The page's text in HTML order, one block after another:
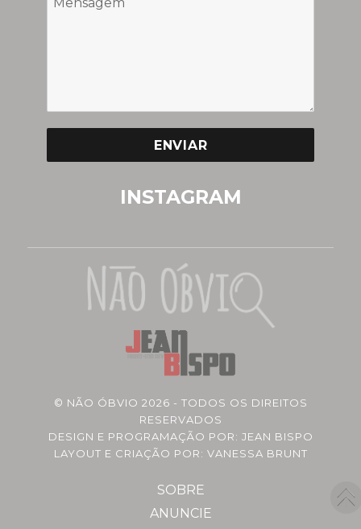
ENVIAR
INSTAGRAM
© NÃO ÓBVIO 2026 - TODOS OS DIREITOS
RESERVADOS
DESIGN E PROGRAMAÇÃO POR: JEAN BISPO
LAYOUT E CRIAÇÃO POR: VANESSA BRUNT
SOBRE
ANUNCIE